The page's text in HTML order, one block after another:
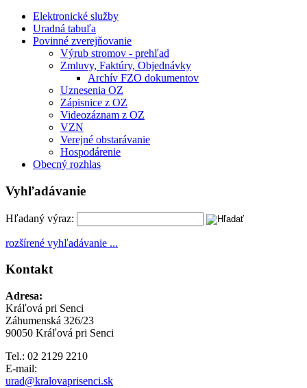
Elektronické služby
Uradná tabuľa
Povinné zverejňovanie
Výrub stromov - prehľad
Zmluvy, Faktúry, Objednávky
Archív FZO dokumentov
Uznesenia OZ
Zápisnice z OZ
Videozáznam z OZ
VZN
Verejné obstarávanie
Hospodárenie
Obecný rozhlas
Vyhľadávanie
Hľadaný výraz:
rozšírené vyhľadávanie ...
Kontakt
Adresa:
Kráľová pri Senci
Záhumenská 326/23
90050 Kráľová pri Senci
Tel.: 02 2129 2210
E-mail:
urad@kralovaprisenci.sk